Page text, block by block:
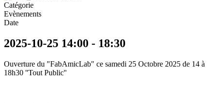
Catégorie
Evènements
Date
2025-10-25 14:00 - 18:30
Ouverture du "FabAmicLab" ce samedi 25 Octobre 2025 de 14 à
18h30 ''Tout Public''